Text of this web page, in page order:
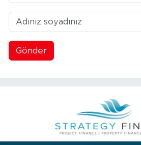
Gönder